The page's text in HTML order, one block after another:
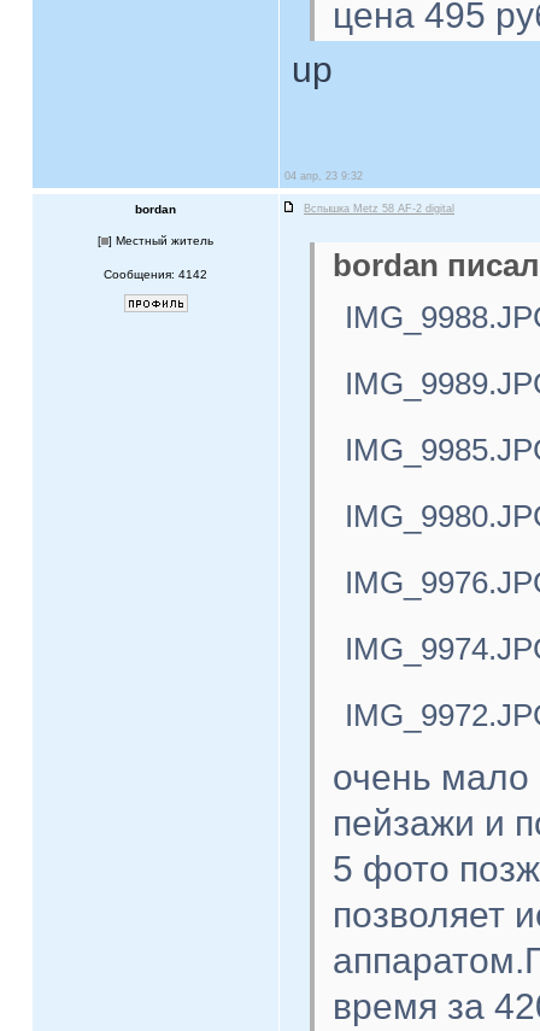
цена 495
up
04 апр, 23 9:32
bordan Вспышка Metz 58 AF-2 digital
[ ] Местный житель
Сообщения: 4142
bordan
очень мало
пейзажи и
5 фото
позволяет
время за